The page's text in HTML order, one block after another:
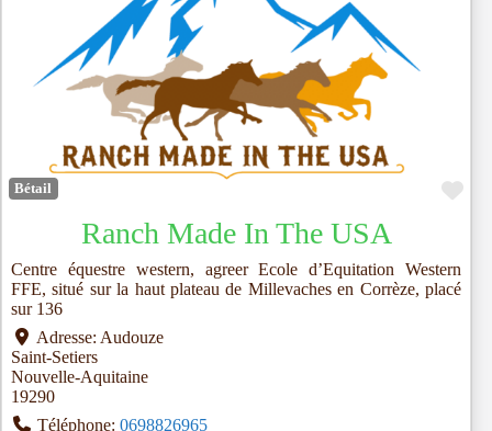
Bétail
Ranch Made In The USA
Centre équestre western, agreer Ecole d’Equitation Western
FFE, situé sur la haut plateau de Millevaches en Corrèze, placé
sur 136
Adresse: Audouze
Saint-Setiers
Nouvelle-Aquitaine
19290
Téléphone: 0698826965